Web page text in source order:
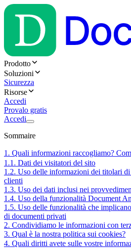
Prodotto
Soluzioni
Sicurezza
Risorse
Accedi
Provalo gratis
Accedi
Sommaire
1. Quali informazioni raccogliamo?
1.1. Dati dei visitatori del sito
1.2. Uso delle informazioni dei titolari
clienti
1.3. Uso dei dati inclusi nei
1.4. Uso della funzionalità Document
1.5. Uso delle funzionalità che
di documenti privati
2. Condividiamo le informazioni con
3. Qual è la nostra politica sui cookies?
4. Quali diritti avete sulle vostre